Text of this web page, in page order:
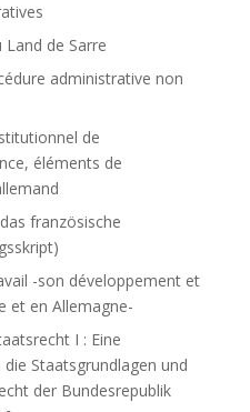
Land de Sarre
administrative non
de
éléments de
französische
-son développement et
et en Allemagne-
I : Eine
Staatsgrundlagen und
der Bundesrepublik